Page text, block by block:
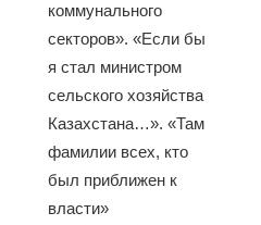
коммунального
секторов». «Если бы
я стал министром
сельского хозяйства
Казахстана…». «Там
фамилии всех, кто
был приближен к
власти»